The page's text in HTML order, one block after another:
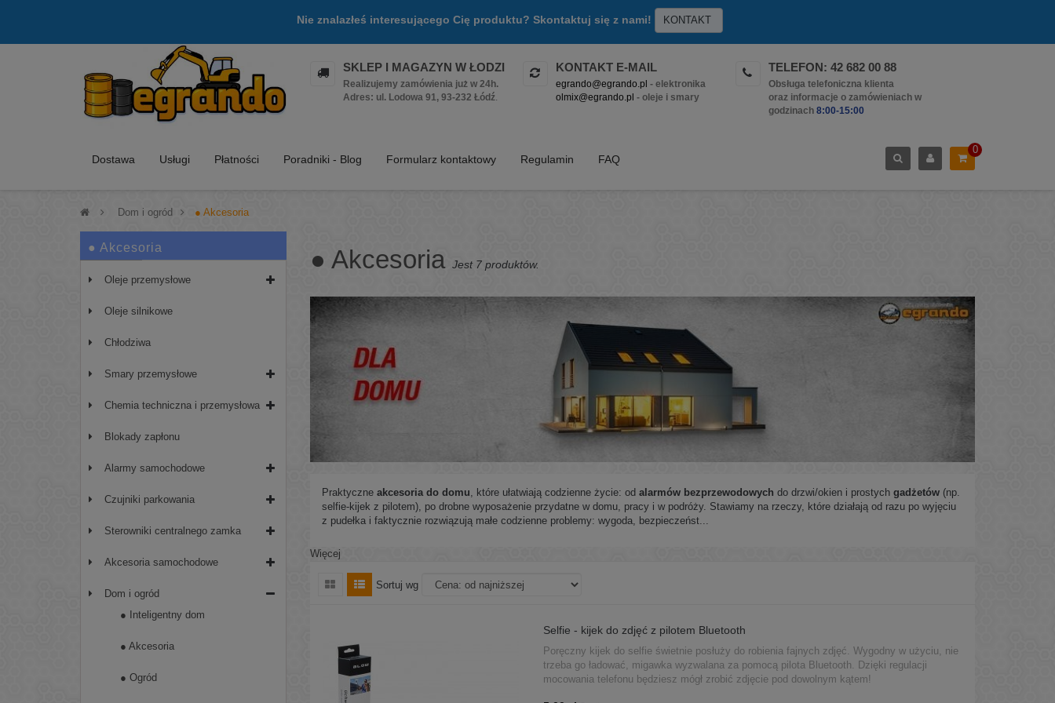
Nie znalazłeś interesującego Cię produktu? Skontaktuj się z nami! KONTAKT
SKLEP I MAGAZYN W ŁODZI
Realizujemy zamówienia już w 24h.
Adres: ul. Lodowa 91, 93-232 Łódź.
KONTAKT E-MAIL
egrando@egrando.pl - elektronika
olmix@egrando.pl - oleje i smary
TELEFON: 42 682 00 88
Obsługa telefoniczna klienta
oraz informacje o zamówieniach w
godzinach 8:00-15:00
Dostawa Usługi Płatności Poradniki - Blog Formularz kontaktowy Regulamin FAQ
0
> Dom i ogród > ● Akcesoria
● Akcesoria
Oleje przemysłowe
Oleje silnikowe
Chłodziwa
Smary przemysłowe
Chemia techniczna i przemysłowa
Blokady zapłonu
Alarmy samochodowe
Czujniki parkowania
Sterowniki centralnego zamka
Akcesoria samochodowe
Dom i ogród
● Inteligentny dom
● Akcesoria
● Ogród
● Akcesoria Jest 7 produktów.
Praktyczne akcesoria do domu, które ułatwiają codzienne życie: od alarmów bezprzewodowych do drzwi/okien i prostych gadżetów(np.
selfie-kijek z pilotem), po drobne wyposażenie przydatne w domu, pracy i w podróży. Stawiamy na rzeczy, które działają od razu po wyjęciu
z pudełka i faktycznie rozwiązują małe codzienne problemy: wygoda, bezpieczeńst...
Więcej
Sortuj wg
Selfie - kijek do zdjęć z pilotem Bluetooth
Poręczny kijek do selfie świetnie posłuży do robienia fajnych zdjęć. Wygodny w użyciu, nie
trzeba go ładować, migawka wyzwalana za pomocą pilota Bluetooth. Dzięki regulacji
mocowania telefonu będziesz mógł zrobić zdjęcie pod dowolnym kątem!